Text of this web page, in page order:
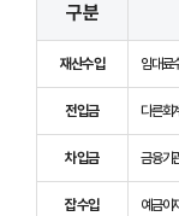
구분
재산수입 임대료
전입금 다른회
차입금 금융기
잡수입 예금이